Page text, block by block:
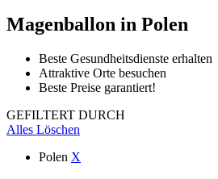
Magenballon in Polen
Beste Gesundheitsdienste erhalten
Attraktive Orte besuchen
Beste Preise garantiert!
GEFILTERT DURCH
Alles Löschen
Polen X